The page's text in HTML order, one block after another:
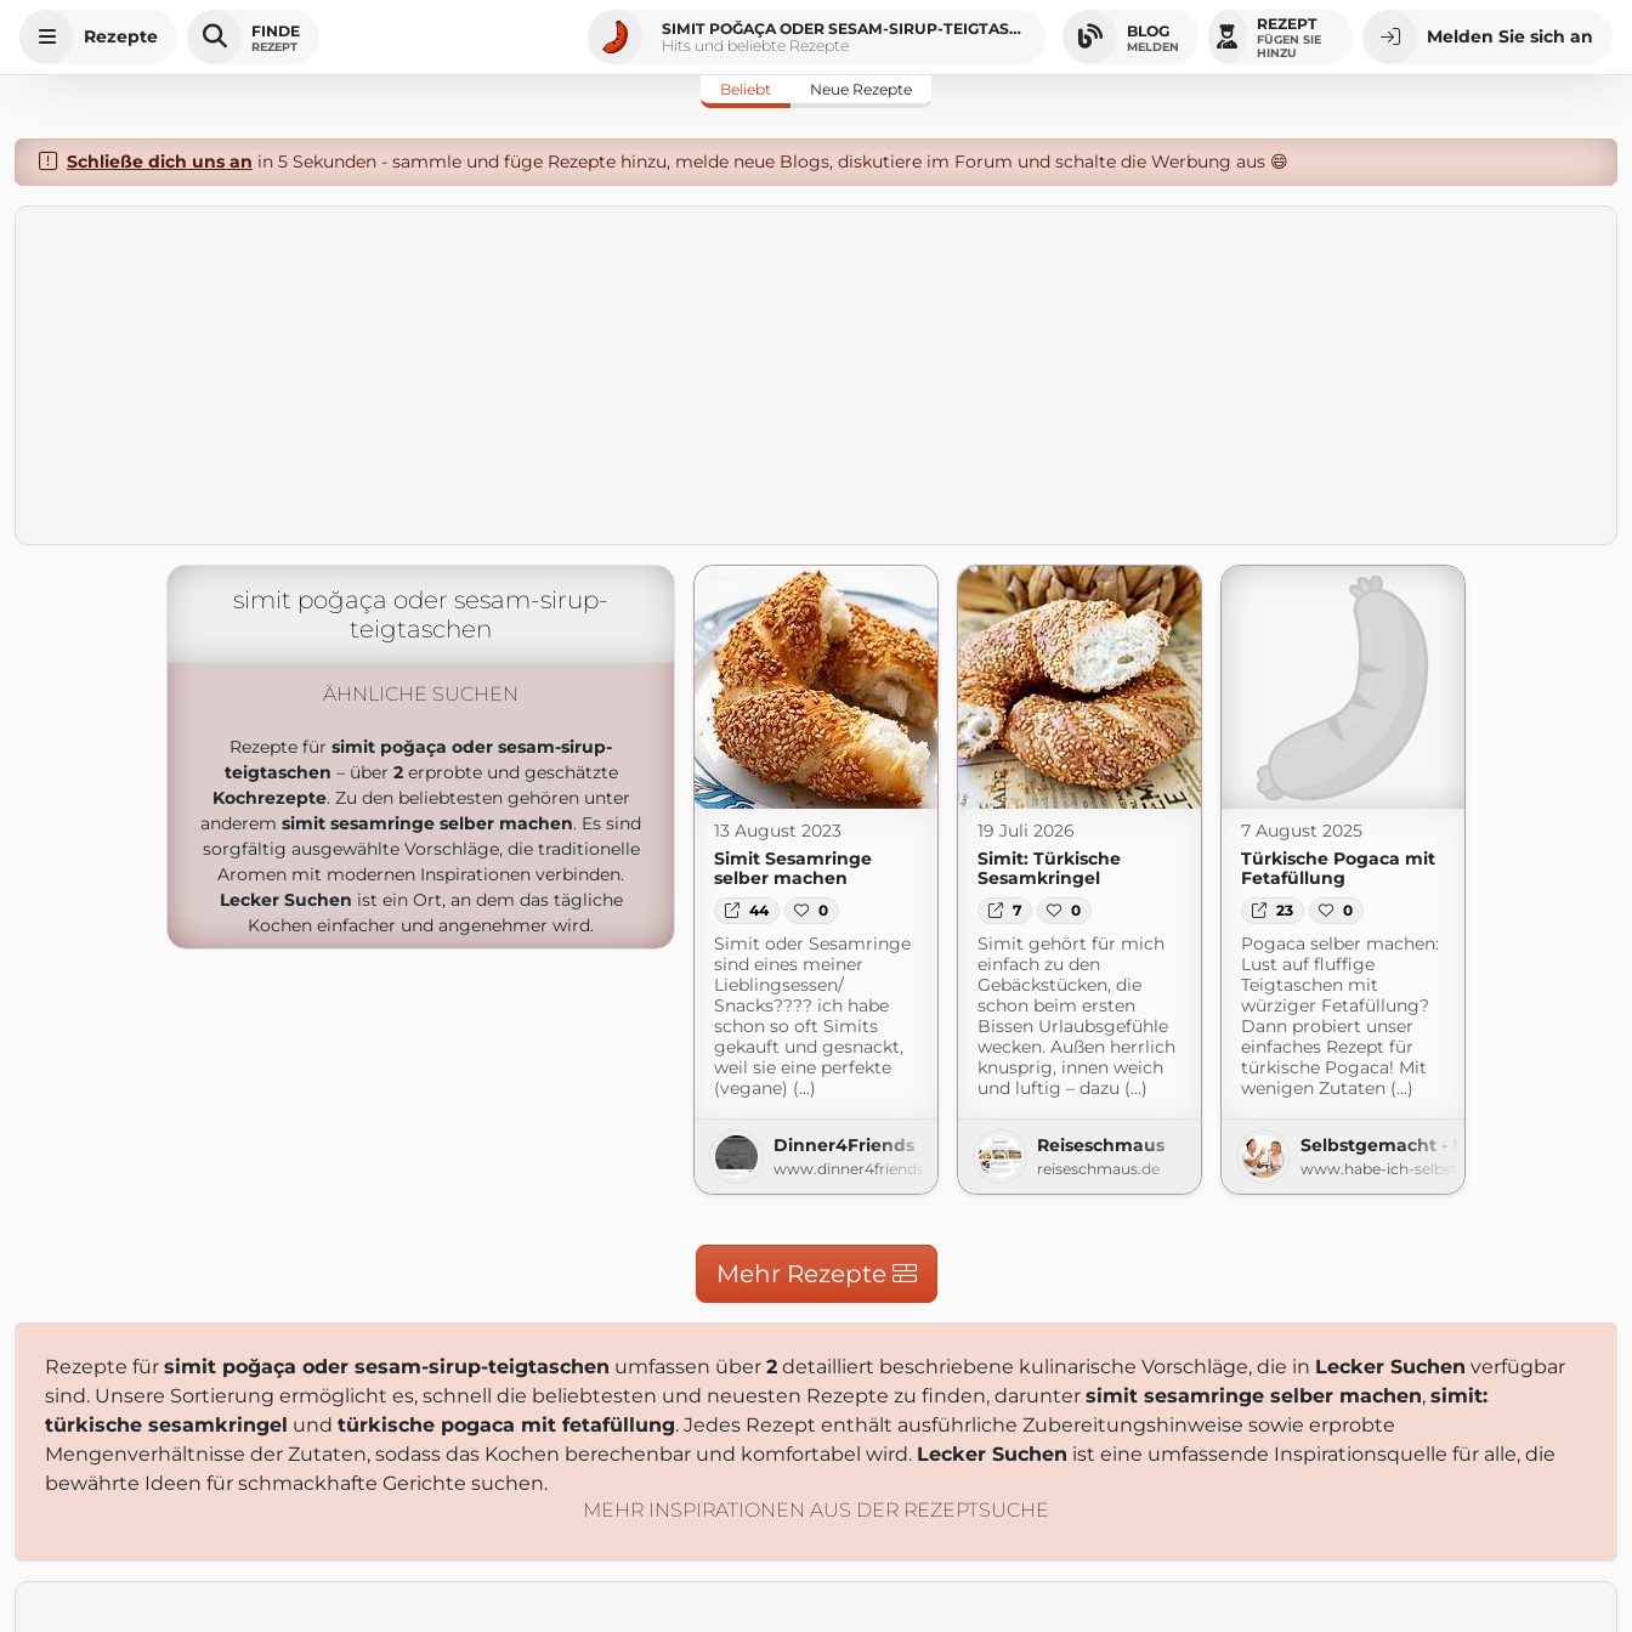
Rezepte FINDE
REZEPT
SIMIT POĞAÇA ODER SESAM-SIRUP-TEIGTASCHEN
Hits und beliebte Rezepte
BLOG
MELDEN
REZEPT
FÜGEN SIE
HINZU
Melden Sie sich an
Beliebt Neue Rezepte
Schließe dich uns an in 5 Sekunden - sammle und füge Rezepte hinzu, melde neue Blogs, diskutiere im Forum und schalte die Werbung aus 😄
simit poğaça oder sesam-sirup-
teigtaschen
ÄHNLICHE SUCHEN
Rezepte für simit poğaça oder sesam-sirup-
teigtaschen – über 2erprobte und geschätzte
Kochrezepte. Zu den beliebtesten gehören unter
anderem simit sesamringe selber machen. Es sind
sorgfältig ausgewählte Vorschläge, die traditionelle
Aromen mit modernen Inspirationen verbinden.
Lecker Suchen ist ein Ort, an dem das tägliche
Kochen einfacher und angenehmer wird.
13 August 2023
Simit Sesamringe
selber machen
44 0
Simit oder Sesamringe
sind eines meiner
Lieblingsessen/
Snacks???? ich habe
schon so oft Simits
gekauft und gesnackt,
weil sie eine perfekte
(vegane) (...)
Dinner4Friends
www.dinner4friends.de
19 Juli 2026
Simit: Türkische
Sesamkringel
7 0
Simit gehört für mich
einfach zu den
Gebäckstücken, die
schon beim ersten
Bissen Urlaubsgefühle
wecken. Außen herrlich
knusprig, innen weich
und luftig – dazu (...)
Reiseschmaus
reiseschmaus.de
7 August 2025
Türkische Pogaca mit
Fetafüllung
23 0
Pogaca selber machen:
Lust auf fluffige
Teigtaschen mit
würziger Fetafüllung?
Dann probiert unser
einfaches Rezept für
türkische Pogaca! Mit
wenigen Zutaten (...)
Selbstgemacht - Der Foodblog
www.habe-ich-selbstgemacht.de
Mehr Rezepte
Rezepte für simit poğaça oder sesam-sirup-teigtaschen umfassen über 2 detailliert beschriebene kulinarische Vorschläge, die in Lecker Suchen verfügbar
sind. Unsere Sortierung ermöglicht es, schnell die beliebtesten und neuesten Rezepte zu finden, darunter simit sesamringe selber machen, simit:
türkische sesamkringel und türkische pogaca mit fetafüllung. Jedes Rezept enthält ausführliche Zubereitungshinweise sowie erprobte
Mengenverhältnisse der Zutaten, sodass das Kochen berechenbar und komfortabel wird. Lecker Suchen ist eine umfassende Inspirationsquelle für alle, die
bewährte Ideen für schmackhafte Gerichte suchen.
MEHR INSPIRATIONEN AUS DER REZEPTSUCHE